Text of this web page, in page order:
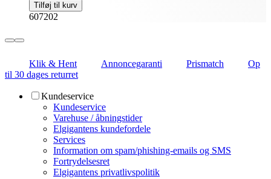
Tilføj til kurv
607202
Klik & Hent Annoncegaranti Prismatch
Op
til 30 dages returret
Kundeservice
Kundeservice
Varehuse / åbningstider
Elgigantens kundefordele
Services
Information om spam/phishing-emails og SMS
Fortrydelsesret
Elgigantens privatlivspolitik